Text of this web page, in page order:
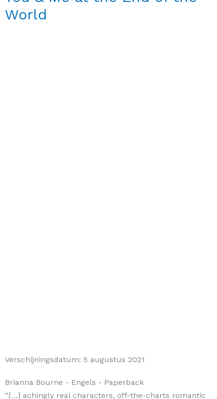
World
Verschijningsdatum: 5 augustus 2021
Brianna Bourne - Engels - Paperback
“[…] achingly real characters, off-the-charts romantic